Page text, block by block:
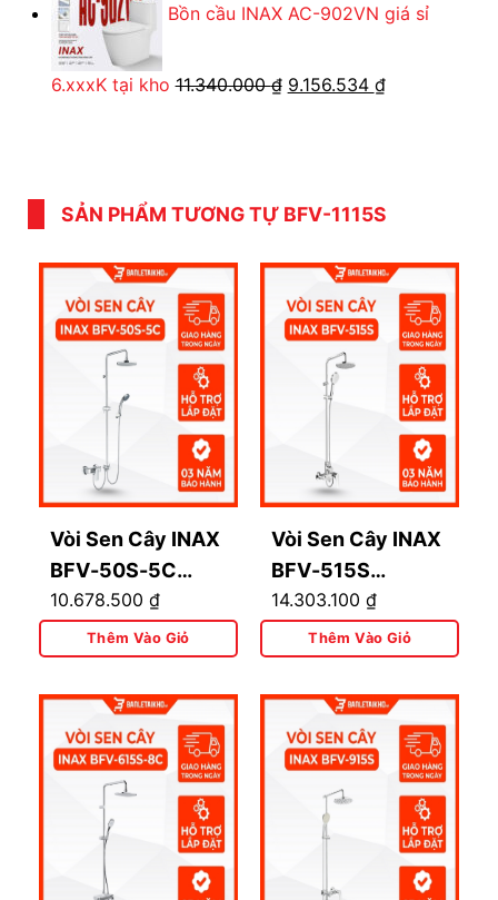
530.182 ₫.là:
Bồn cầu INAX AC-902VN giá sỉ
6.xxxK tại kho 11.340.000₫ Giá
9.156.534 ₫Giá
SẢN PHẨM TƯƠNG TỰ BFV-1115S
Vòi Sen Cây INAX
BFV-50S-5C
(BFV50S5C)
Nóng Lạnh
10.678.500 ₫
Thêm Vào Giỏ
Vòi Sen Cây INAX
BFV-515S
(BFV515S) Nóng
Lạnh Cao Cấp
14.303.100 ₫
Thêm Vào Giỏ